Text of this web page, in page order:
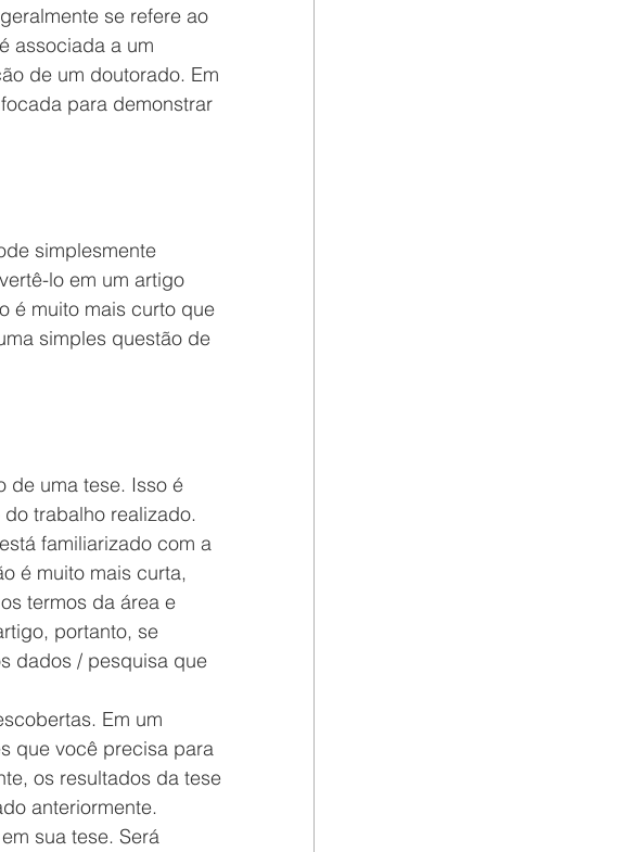
se refere ao
associada a um
de um doutorado. Em
para demonstrar
simplesmente
lo em um artigo
é muito mais curto que
simples questão de
de uma tese. Isso é
trabalho realizado.
familiarizado com a
é muito mais curta,
termos da área e
portanto, se
dados / pesquisa que
Em um
que você precisa para
os resultados da tese
anteriormente.
sua tese. Será